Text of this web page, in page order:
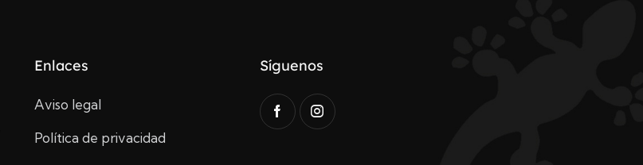
Enlaces
Aviso legal
Política de privacidad
Síguenos